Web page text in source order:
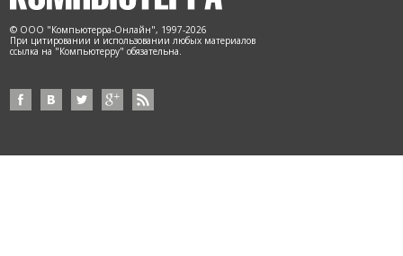
© ООО "Компьютерра-Онлайн", 1997-2026
При цитировании и использовании любых материалов
ссылка на "Компьютерру" обязательна.